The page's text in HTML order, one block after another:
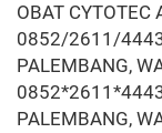
OBAT CYTOTEC
0852/2611/4443
PALEMBANG,
0852*2611*4443
PALEMBANG,